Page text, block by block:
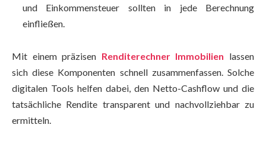
und Einkommensteuer sollten in jede Berechnung
einfließen.
Mit einem präzisen Renditerechner Immobilien lassen
sich diese Komponenten schnell zusammenfassen. Solche
digitalen Tools helfen dabei, den Netto-Cashflow und die
tatsächliche Rendite transparent und nachvollziehbar zu
ermitteln.